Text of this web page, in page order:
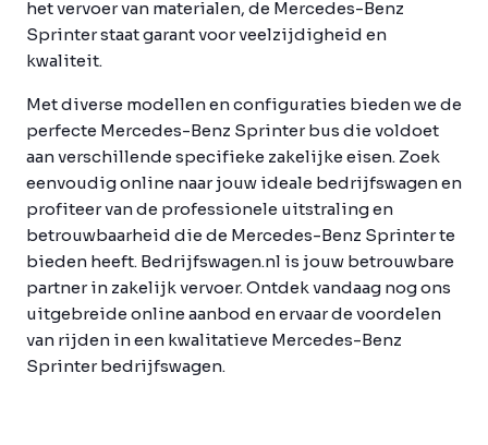
het vervoer van materialen, de Mercedes-Benz
Sprinter staat garant voor veelzijdigheid en
kwaliteit.
Met diverse modellen en configuraties bieden we de
perfecte Mercedes-Benz Sprinter bus die voldoet
aan verschillende specifieke zakelijke eisen. Zoek
eenvoudig online naar jouw ideale bedrijfswagen en
profiteer van de professionele uitstraling en
betrouwbaarheid die de Mercedes-Benz Sprinter te
bieden heeft. Bedrijfswagen.nl is jouw betrouwbare
partner in zakelijk vervoer. Ontdek vandaag nog ons
uitgebreide online aanbod en ervaar de voordelen
van rijden in een kwalitatieve Mercedes-Benz
Sprinter bedrijfswagen.